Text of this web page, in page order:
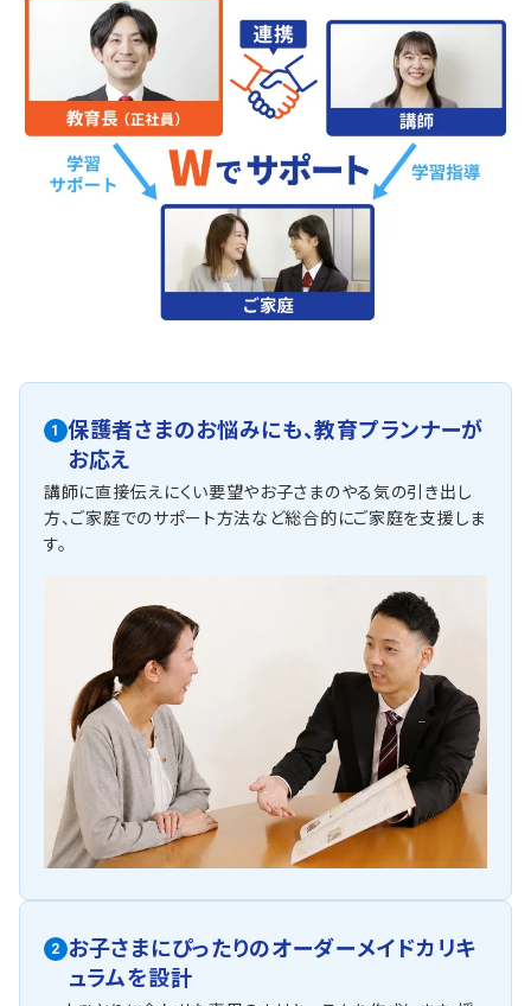
1 保護者さまのお悩みにも、教育プランナーが
お応え
講師に直接伝えにくい要望やお子さまのやる気の引き出し
方、ご家庭でのサポート方法など総合的にご家庭を支援しま
す。
2 お子さまにぴったりのオーダーメイドカリキ
ュラムを設計